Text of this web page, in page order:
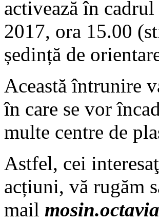
activează în
2017, ora 15.00
ședință de
Această întrunire
în care se vor
multe centre de
Astfel, cei
acțiuni, vă rugăm
mail